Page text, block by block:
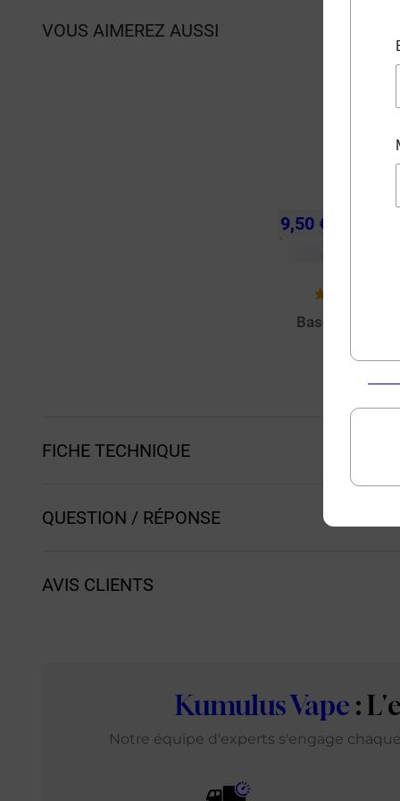
VOUS AIMEREZ AUSSI
Base 20/80
9,50 €
FICHE TECHNIQUE
QUESTION / RÉPONSE
AVIS CLIENTS
Kumulus Vape :
Notre équipe d'experts s'engage